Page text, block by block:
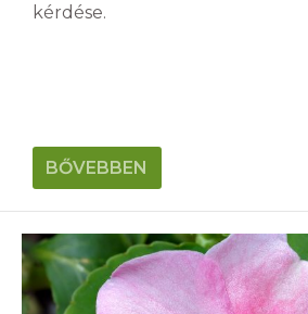
kérdése.
BŐVEBBEN